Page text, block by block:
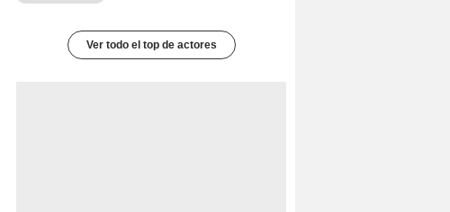
Ver todo el top de actores